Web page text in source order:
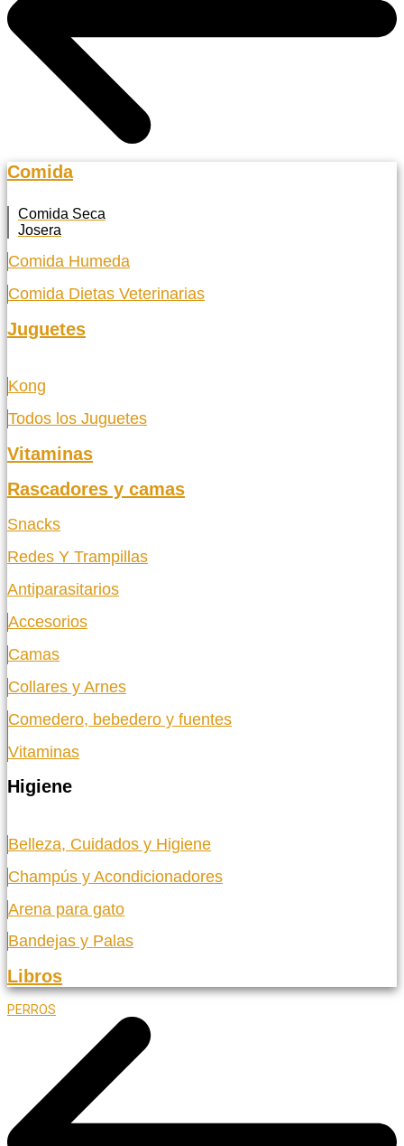
Comida
Comida Seca
Josera
Comida Humeda
Comida Dietas Veterinarias
Juguetes
Kong
Todos los Juguetes
Vitaminas
Rascadores y camas
Snacks
Redes Y Trampillas
Antiparasitarios
Accesorios
Camas
Collares y Arnes
Comedero, bebedero y fuentes
Vitaminas
Higiene
Belleza, Cuidados y Higiene
Champús y Acondicionadores
Arena para gato
Bandejas y Palas
Libros
PERROS